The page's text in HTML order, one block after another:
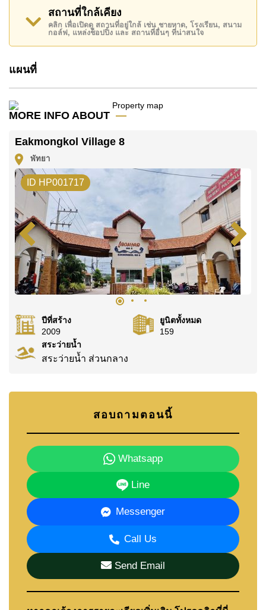
อสังหาริมทรัพย์นี้เปิดให้เช่าระยะยาวในราคา ฿ 18,000
บาทต่อเดือน
โฆษณาเป็นราคาสำหรับสัญญาเช่า 1 ปี และต้องวางเงิน
ค้นพบโอกาสในการทำให้ที่อยู่อาศัยนี้เป็นบ้านในฝันของ
คุณ!
ติดต่อ Cornerstone Real Estate โทร +6638411250
หรือ อีเมล
WhatsApp ของสำนักงาน: +66807945904
และ LINE:
@cornerstonepattaya
สถานที่ใกล้เคียง
คลิก เพื่อเปิดดู สถานที่อยู่ใกล้ เช่น ชายหาด, โรงเรียน, สนาม
กอล์ฟ, แหล่งช็อปปิ้ง และ สถานที่อื่นๆ ที่น่าสนใจ
แผนที่
MORE INFO ABOUT
Eakmongkol Village 8
พัทยา
ID HP001717
ปีที่สร้าง
2009
ยูนิตทั้งหมด
159
สระว่ายน้ำ
สระว่ายน้ำ ส่วนกลาง
สอบถามตอนนี้
Whatsapp
Line
Messenger
Call Us
Send Email